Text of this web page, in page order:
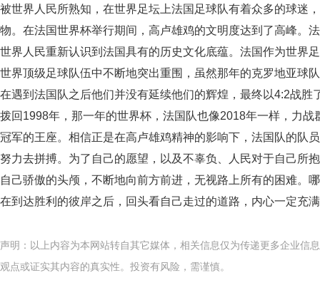
被世界人民所熟知，在世界足坛上法国足球队有着众多的球迷
物。在法国世界杯举行期间，高卢雄鸡的文明度达到了高峰。
世界人民重新认识到法国具有的历史文化底蕴。法国作为世界
世界顶级足球队伍中不断地突出重围，虽然那年的克罗地亚球
在遇到法国队之后他们并没有延续他们的辉煌，最终以4:2战
拨回1998年，那一年的世界杯，法国队也像2018年一样，力
冠军的王座。相信正是在高卢雄鸡精神的影响下，法国队的队
努力去拼搏。为了自己的愿望，以及不辜负、人民对于自己所
自己骄傲的头颅，不断地向前方前进，无视路上所有的困难。
在到达胜利的彼岸之后，回头看自己走过的道路，内心一定充
声明：以上内容为本网站转自其它媒体，相关信息仅为传递更多企业信
观点或证实其内容的真实性。投资有风险，需谨慎。